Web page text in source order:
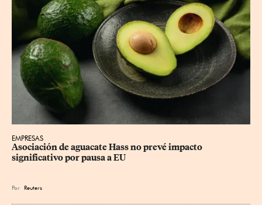
EMPRESAS
Asociación de aguacate Hass no prevé impacto
significativo por pausa a EU
Por Reuters